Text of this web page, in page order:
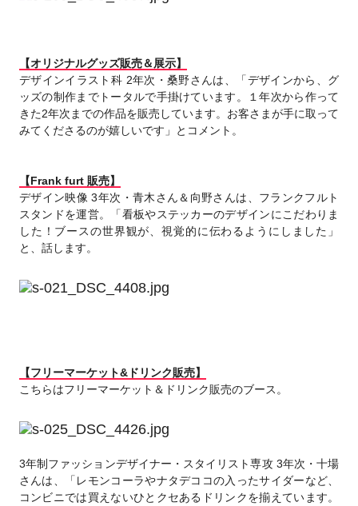
【オリジナルグッズ販売＆展示】
デザインイラスト科 2年次・桑野さんは、「デザインから、グ
ッズの制作までトータルで手掛けています。１年次から作って
きた2年次までの作品を販売しています。お客さまが手に取って
みてくださるのが嬉しいです」とコメント。
【Frank furt 販売】
デザイン映像 3年次・青木さん＆向野さんは、フランクフルト
スタンドを運営。「看板やステッカーのデザインにこだわりま
した！ブースの世界観が、視覚的に伝わるようにしました」
と、話します。
【フリーマーケット&ドリンク販売】
こちらはフリーマーケット＆ドリンク販売のブース。
3年制ファッションデザイナー・スタイリスト専攻 3年次・十場
さんは、「レモンコーラやナタデココの入ったサイダーなど、
コンビニでは買えないひとクセあるドリンクを揃えています。